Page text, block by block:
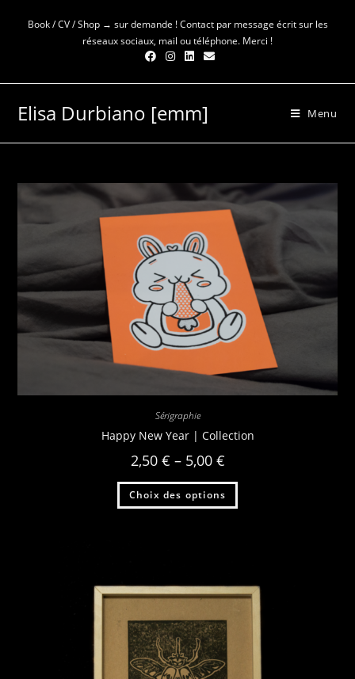
Book / CV / Shop → sur demande ! Contact par message écrit sur les
réseaux sociaux, mail ou téléphone. Merci !
Elisa Durbiano [emm] Menu
Sérigraphie
Happy New Year | Collection
2,50 € – 5,00 €
Choix des options